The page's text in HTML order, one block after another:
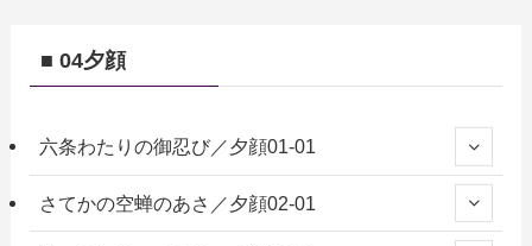
■ 04夕顔
六条わたりの御忍び／夕顔01-01
さてかの空蝉のあさ／夕顔02-01